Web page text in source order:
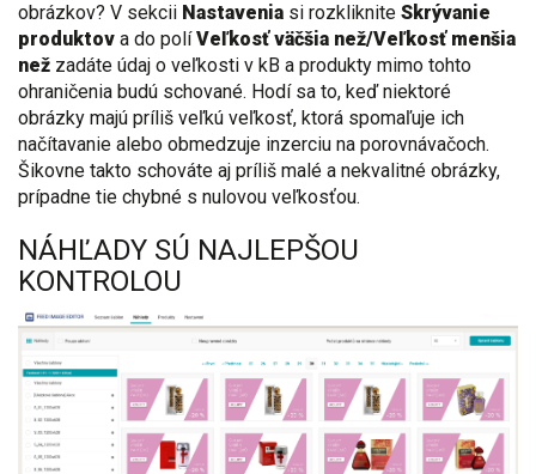
obrázkov? V sekcii Nastavenia si rozkliknite Skrývanie
produktov a do políVeľkosť väčšia než/Veľkosť menšia
než zadáte údaj o veľkosti v kB a produkty mimo tohto
ohraničenia budú schované. Hodí sa to, keď niektoré
obrázky majú príliš veľkú veľkosť, ktorá spomaľuje ich
načítavanie alebo obmedzuje inzerciu na porovnávačoch.
Šikovne takto schováte aj príliš malé a nekvalitné obrázky,
prípadne tie chybné s nulovou veľkosťou.
NÁHĽADY SÚ NAJLEPŠOU
KONTROLOU